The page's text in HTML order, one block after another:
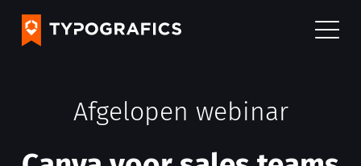
Afgelopen webinar